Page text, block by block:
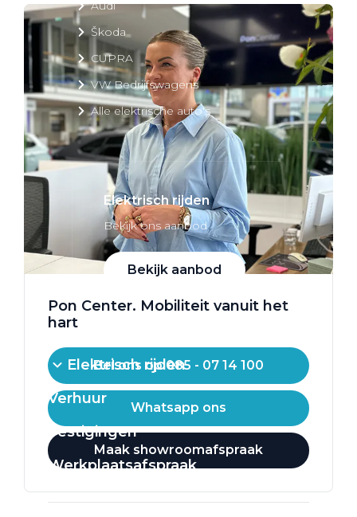
Audi
Škoda
CUPRA
VW Bedrijfswagens
Alle elektrische auto's
Elektrisch rijden
Bekijk ons aanbod
Bekijk aanbod
Elektrisch rijden
Verhuur
Vestigingen
Werkplaatsafspraak
Pon Center. Mobiliteit vanuit het
hart
Bel ons op 085 - 07 14 100
Whatsapp ons
Maak showroomafspraak